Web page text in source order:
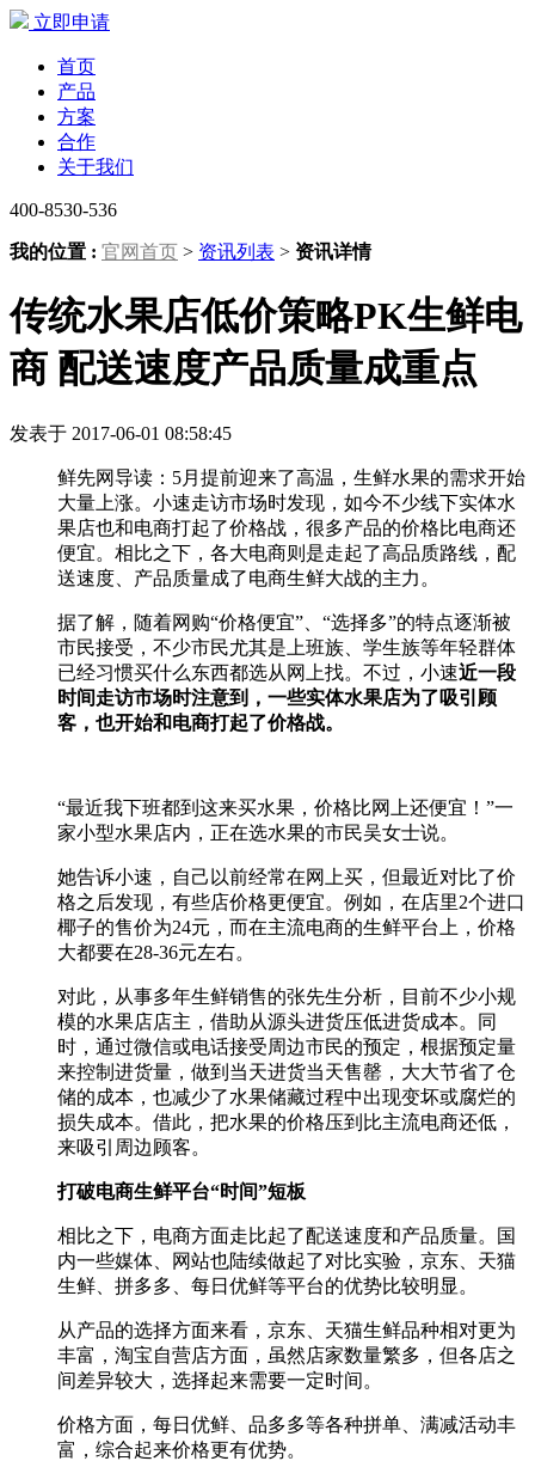
立即申请
首页
产品
方案
合作
关于我们
400-8530-536
我的位置 : 官网首页 > 资讯列表 > 资讯详情
传统水果店低价策略PK生鲜电
商 配送速度产品质量成重点
发表于 2017-06-01 08:58:45
鲜先网导读：5月提前迎来了高温，生鲜水果的需求开始
大量上涨。小速走访市场时发现，如今不少线下实体水
果店也和电商打起了价格战，很多产品的价格比电商还
便宜。相比之下，各大电商则是走起了高品质路线，配
送速度、产品质量成了电商生鲜大战的主力。
据了解，随着网购“价格便宜”、“选择多”的特点逐渐被
市民接受，不少市民尤其是上班族、学生族等年轻群体
已经习惯买什么东西都选从网上找。不过，小速近一段
时间走访市场时注意到，一些实体水果店为了吸引顾
客，也开始和电商打起了价格战。
“最近我下班都到这来买水果，价格比网上还便宜！”一
家小型水果店内，正在选水果的市民吴女士说。
她告诉小速，自己以前经常在网上买，但最近对比了价
格之后发现，有些店价格更便宜。例如，在店里2个进口
椰子的售价为24元，而在主流电商的生鲜平台上，价格
大都要在28-36元左右。
对此，从事多年生鲜销售的张先生分析，目前不少小规
模的水果店店主，借助从源头进货压低进货成本。同
时，通过微信或电话接受周边市民的预定，根据预定量
来控制进货量，做到当天进货当天售罄，大大节省了仓
储的成本，也减少了水果储藏过程中出现变坏或腐烂的
损失成本。借此，把水果的价格压到比主流电商还低，
来吸引周边顾客。
打破电商生鲜平台“时间”短板
相比之下，电商方面走比起了配送速度和产品质量。国
内一些媒体、网站也陆续做起了对比实验，京东、天猫
生鲜、拼多多、每日优鲜等平台的优势比较明显。
从产品的选择方面来看，京东、天猫生鲜品种相对更为
丰富，淘宝自营店方面，虽然店家数量繁多，但各店之
间差异较大，选择起来需要一定时间。
价格方面，每日优鲜、品多多等各种拼单、满减活动丰
富，综合起来价格更有优势。